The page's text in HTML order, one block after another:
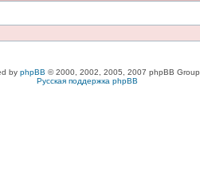
by phpBB © 2000, 2002, 2005, 2007 phpBB Group
Русская поддержка phpBB